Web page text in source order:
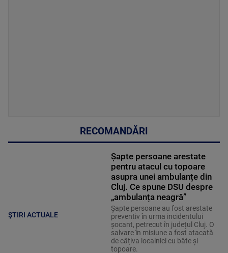
RECOMANDĂRI
ȘTIRI ACTUALE
Șapte persoane arestate
pentru atacul cu topoare
asupra unei ambulanțe din
Cluj. Ce spune DSU despre
„ambulanța neagră”
Șapte persoane au fost arestate
preventiv în urma incidentului
șocant, petrecut în județul Cluj. O
salvare în misiune a fost atacată
de câțiva localnici cu bâte și
topoare.